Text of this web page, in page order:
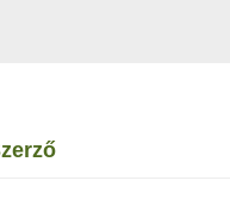
szerző